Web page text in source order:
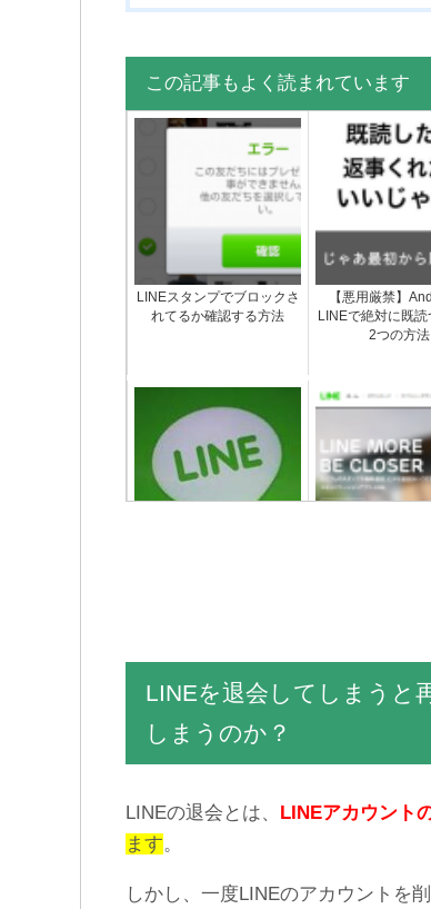
この記事もよく読まれています
LINEスタンプでブロックさ
れてるか確認する方法
【悪用厳禁】
LINEで絶対に既読
2つの方法
LINEポコパンのアップデー
トしてもフリーズする不具
LINEを退会してしまうと
しまうのか？
LINEの退会とは、 LINEアカウント
ます。
しかし、一度LINEのアカウントを